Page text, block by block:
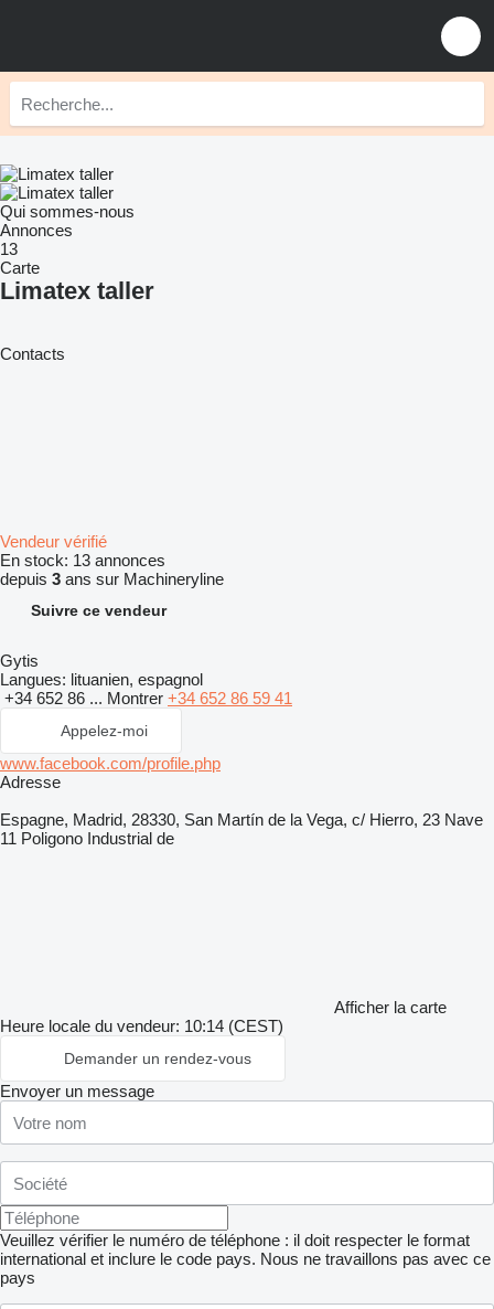
Qui sommes-nous
Annonces
13
Carte
Limatex taller
Contacts
Vendeur vérifié
En stock: 13 annonces
depuis 3 ans sur Machineryline
Suivre ce vendeur
Gytis
Langues: lituanien, espagnol
+34 652 86 ... Montrer +34 652 86 59 41
Appelez-moi
www.facebook.com/profile.php
Adresse
Espagne, Madrid, 28330, San Martín de la Vega, c/ Hierro, 23 Nave
11 Poligono Industrial de
Afficher la carte
Heure locale du vendeur: 10:14 (CEST)
Demander un rendez-vous
Envoyer un message
Veuillez vérifier le numéro de téléphone : il doit respecter le format
international et inclure le code pays. Nous ne travaillons pas avec ce
pays